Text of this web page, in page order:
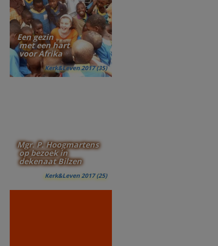
Een gezin
met een hart
voor Afrika
Kerk&Leven 2017 (35)
Mgr. P. Hoogmartens
op bezoek in
dekenaat Bilzen
Kerk&Leven 2017 (25)